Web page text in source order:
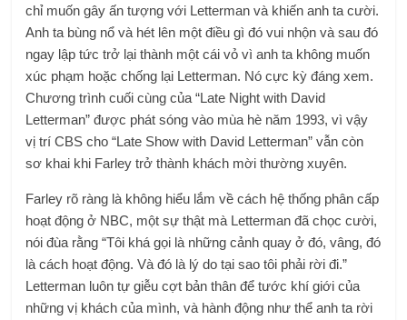
chỉ muốn gây ấn tượng với Letterman và khiến anh ta cười.
Anh ta bùng nổ và hét lên một điều gì đó vui nhộn và sau đó
ngay lập tức trở lại thành một cái vỏ vì anh ta không muốn
xúc phạm hoặc chống lại Letterman. Nó cực kỳ đáng xem.
Chương trình cuối cùng của “Late Night with David
Letterman” được phát sóng vào mùa hè năm 1993, vì vậy
vị trí CBS cho “Late Show with David Letterman” vẫn còn
sơ khai khi Farley trở thành khách mời thường xuyên.
Farley rõ ràng là không hiểu lắm về cách hệ thống phân cấp
hoạt động ở NBC, một sự thật mà Letterman đã chọc cười,
nói đùa rằng “Tôi khá gọi là những cảnh quay ở đó, vâng, đó
là cách hoạt động. Và đó là lý do tại sao tôi phải rời đi.”
Letterman luôn tự giễu cợt bản thân để tước khí giới của
những vị khách của mình, và hành động như thể anh ta rời